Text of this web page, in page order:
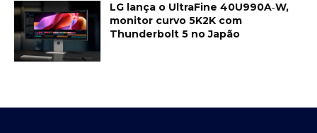
LG lança o UltraFine 40U990A‑W,
monitor curvo 5K2K com
Thunderbolt 5 no Japão